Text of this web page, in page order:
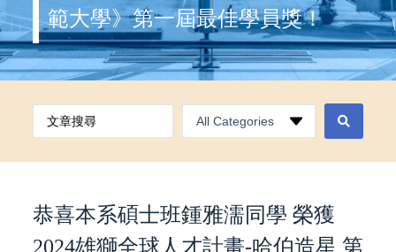
範大學》第一屆最佳學員獎！
恭喜本系碩士班鍾雅濡同學 榮獲
2024雄獅全球人才計畫-哈伯造星 第